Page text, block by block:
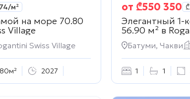
/м²
на море 70.80
Village
Swiss Village
2027
от ₾550 350 ₾
Элегантный 1-
56.90 м² в
Батуми, Чакви
1 1